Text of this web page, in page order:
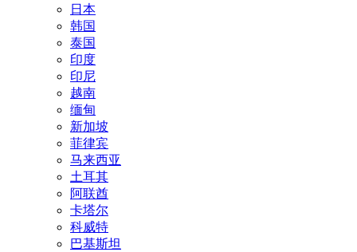
日本
韩国
泰国
印度
印尼
越南
缅甸
新加坡
菲律宾
马来西亚
土耳其
阿联酋
卡塔尔
科威特
巴基斯坦